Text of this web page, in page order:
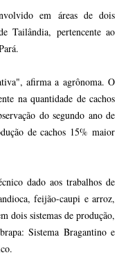
em áreas de dois
Tailândia, pertencente ao
afirma a agrônoma. O
na quantidade de cachos
do segundo ano de
de cachos 15% maior
dado aos trabalhos de
feijão-caupi e arroz,
dois sistemas de produção,
Sistema Bragantino e